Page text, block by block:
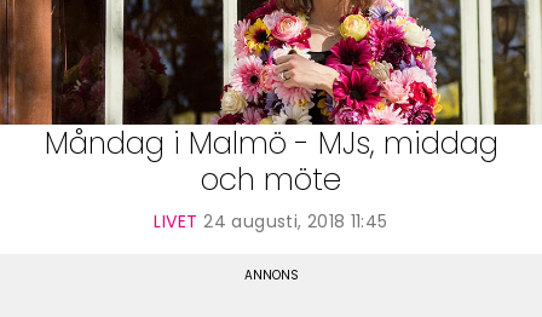
Relationer
Handarbete
Hem
Om Anna María
Kategorier
Arkiv
Kontakt
Måndag i Malmö - MJs, middag
och möte
LIVET 24 augusti, 2018 11:45